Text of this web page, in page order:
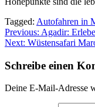
Tagged: Autofahren in
Previous: Agadir:
Next: Wüstensafari
Schreibe einen
Deine E-Mail-Adresse